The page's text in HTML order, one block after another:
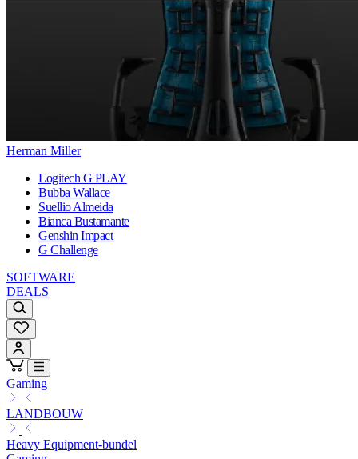
Herman Miller
Logitech G PLAY
Bubba Wallace
Suellio Almeida
Bianca Bustamante
Genshin Impact
G Challenge
SOFTWARE
DEALS
Gaming
LANDBOUW
Heavy Equipment-bundel